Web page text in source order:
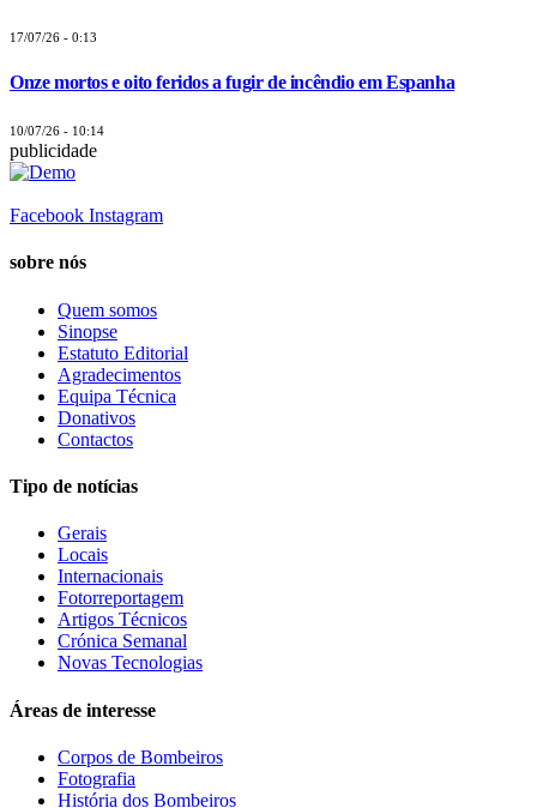
17/07/26 - 0:13
Onze mortos e oito feridos a fugir de incêndio em Espanha
10/07/26 - 10:14
publicidade
Facebook Instagram
sobre nós
Quem somos
Sinopse
Estatuto Editorial
Agradecimentos
Equipa Técnica
Donativos
Contactos
Tipo de notícias
Gerais
Locais
Internacionais
Fotorreportagem
Artigos Técnicos
Crónica Semanal
Novas Tecnologias
Áreas de interesse
Corpos de Bombeiros
Fotografia
História dos Bombeiros